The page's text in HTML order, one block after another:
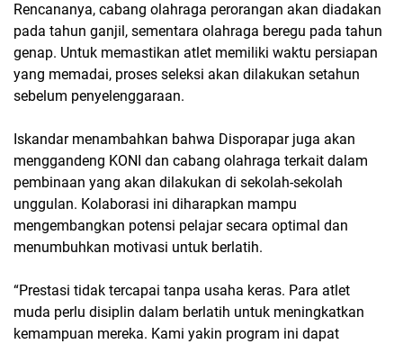
Rencananya, cabang olahraga perorangan akan diadakan
pada tahun ganjil, sementara olahraga beregu pada tahun
genap. Untuk memastikan atlet memiliki waktu persiapan
yang memadai, proses seleksi akan dilakukan setahun
sebelum penyelenggaraan.
Iskandar menambahkan bahwa Disporapar juga akan
menggandeng KONI dan cabang olahraga terkait dalam
pembinaan yang akan dilakukan di sekolah-sekolah
unggulan. Kolaborasi ini diharapkan mampu
mengembangkan potensi pelajar secara optimal dan
menumbuhkan motivasi untuk berlatih.
“Prestasi tidak tercapai tanpa usaha keras. Para atlet
muda perlu disiplin dalam berlatih untuk meningkatkan
kemampuan mereka. Kami yakin program ini dapat